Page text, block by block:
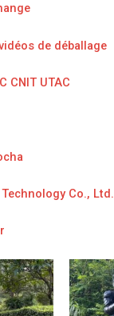
de déballage
CNIT UTAC
Co., Ltd.